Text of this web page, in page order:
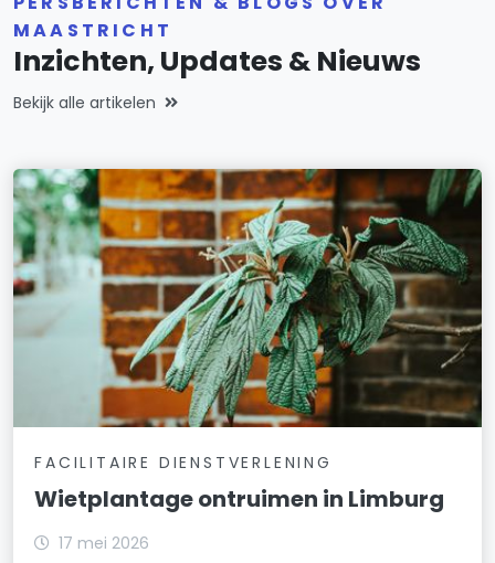
MAASTRICHT
Inzichten, Updates & Nieuws
Bekijk alle artikelen
FACILITAIRE DIENSTVERLENING
Wietplantage ontruimen in Limburg
17 mei 2026